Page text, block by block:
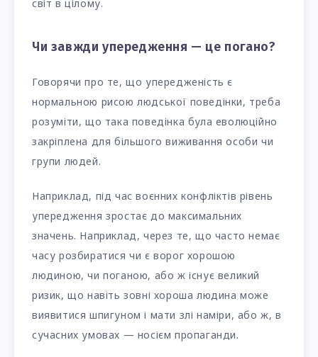
світ в цілому.
Чи завжди упередження — це погано?
Говорячи про те, що упередженість є
нормальною рисою людської поведінки, треба
розуміти, що така поведінка була еволюційно
закріплена для більшого виживання особи чи
групи людей.
Наприклад, під час воєнних конфліктів рівень
упередження зростає до максимальних
значень. Наприклад, через те, що часто немає
часу розбиратися чи є ворог хорошою
людиною, чи поганою, або ж існує великий
ризик, що навіть зовні хороша людина може
виявитися шпигуном і мати злі наміри, або ж, в
сучасних умовах — носієм пропаганди.